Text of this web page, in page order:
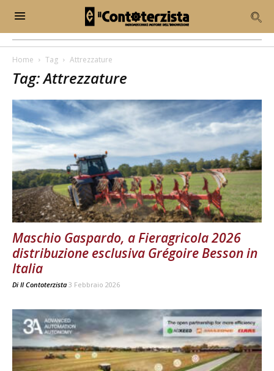
Home Tag Attrezzature
Tag: Attrezzature
Maschio Gaspardo, a Fieragricola 2026
distribuzione esclusiva Grégoire Besson in
Italia
Di Il Contoterzista 3 Febbraio 2026